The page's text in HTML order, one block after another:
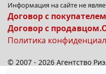
Информация на сайте не
Договор с
Договор с
Политика
© 2007 - 2026 Агентство